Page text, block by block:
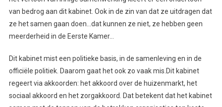
van bedrog aan dit kabinet. Ook in de zin van dat ze uitdragen dat
ze het samen gaan doen…dat kunnen ze niet, ze hebben geen
meerderheid in de Eerste Kamer…
Dit kabinet mist een politieke basis, in de samenleving en in de
officiële politiek. Daarom gaat het ook zo vaak mis.Dit kabinet
regeert via akkoorden: het akkoord over de huizenmarkt, het
sociaal akkoord en het zorgakkoord. Dat betekent dat het kabinet